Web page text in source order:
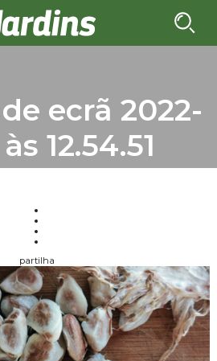
ecrã 2022-
12.54.51
partilha